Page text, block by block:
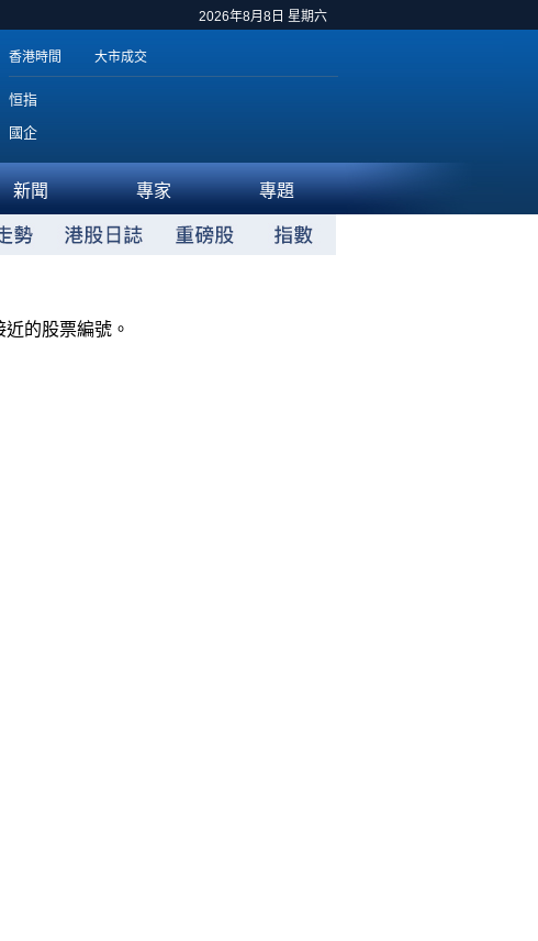
2026年8月8日 星期六
香港時間 大市成交
恒指
國企
新聞 專家 專題
的股票編號。